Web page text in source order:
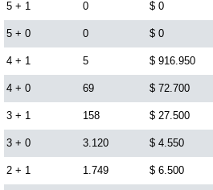
Astro Luna
Cafeterito Tarde
Cafeterito Noche
Caribeña Día
5 + 1 0 $ 0
5 + 0 0 $ 0
4 + 1 5 $ 916.950
4 + 0 69 $ 72.700
3 + 1 158 $ 27.500
3 + 0 3.120 $ 4.550
2 + 1 1.749 $ 6.500